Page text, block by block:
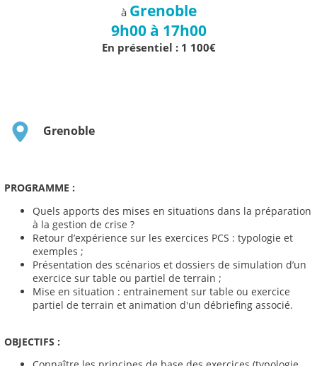
à Grenoble
9h00 à 17h00
En présentiel : 1 100€
Grenoble
PROGRAMME :
Quels apports des mises en situations dans la préparation
à la gestion de crise ?
Retour d’expérience sur les exercices PCS : typologie et
exemples ;
Présentation des scénarios et dossiers de simulation d’un
exercice sur table ou partiel de terrain ;
Mise en situation : entrainement sur table ou exercice
partiel de terrain et animation d'un débriefing associé.
OBJECTIFS :